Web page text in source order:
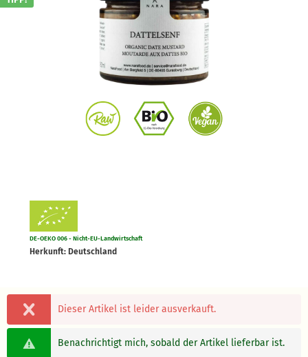
DE-OEKO 006 - Nicht-EU-Landwirtschaft
Herkunft: Deutschland
Dieser Artikel ist leider ausverkauft.
Benachrichtigt mich, sobald der Artikel lieferbar ist.